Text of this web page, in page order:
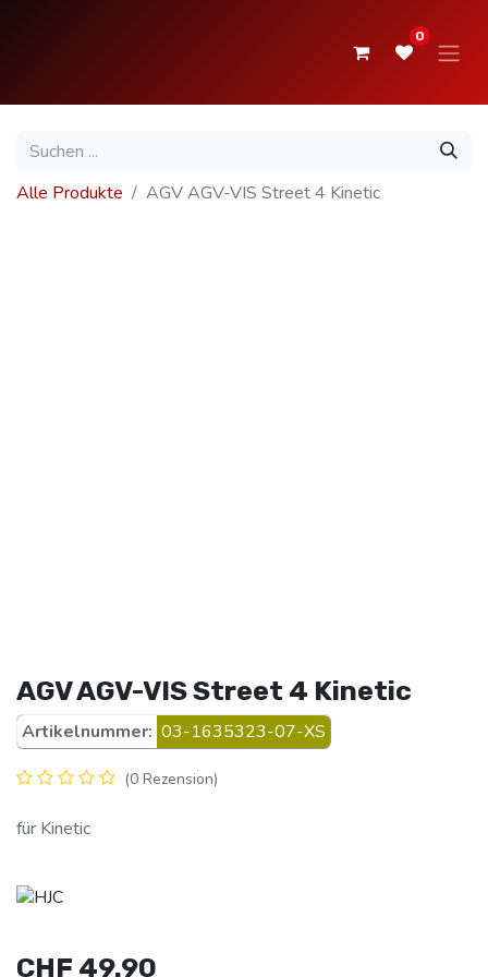
0
Alle Produkte AGV AGV-VIS Street 4 Kinetic
AGV AGV-VIS Street 4 Kinetic
Artikelnummer: 03-1635323-07-XS
(0 Rezension)
für Kinetic
CHF 49.90